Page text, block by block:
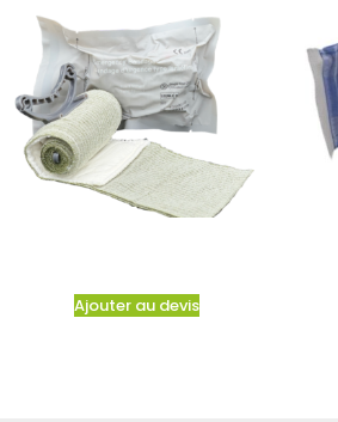
Ajouter au devis